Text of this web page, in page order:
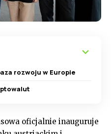
rozwoju w Europie
oficjalnie inauguruje